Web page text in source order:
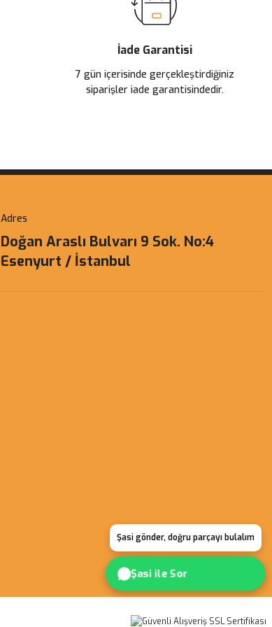
İade Garantisi
7 gün içerisinde gerçekleştirdiğiniz
siparişler iade garantisindedir.
Adres
Doğan Araslı Bulvarı 9 Sok. No:4
Esenyurt / İstanbul
Şasi gönder, doğru parçayı bulalım
Şasi ile Sor